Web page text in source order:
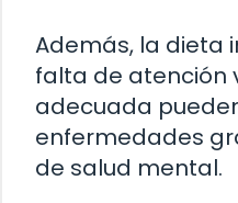
Además, la dieta
falta de atención
adecuada
enfermedades
de salud mental.